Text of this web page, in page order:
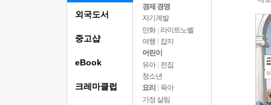
경제 경영
자기계발
만화 | 라이트노벨
여행
잡지
어린이
유아 | 전집
청소년
요리
육아
가정 살림
외국도서
중고샵
eBook
크레마클럽